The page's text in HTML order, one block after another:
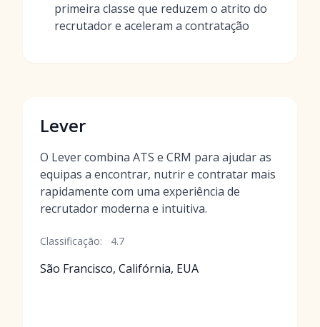
primeira classe que reduzem o atrito do
recrutador e aceleram a contratação
Lever
O Lever combina ATS e CRM para ajudar as
equipas a encontrar, nutrir e contratar mais
rapidamente com uma experiência de
recrutador moderna e intuitiva.
Classificação: 4.7
São Francisco, Califórnia, EUA